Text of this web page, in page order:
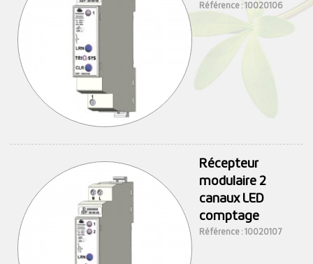
Référence : 10020106
Récepteur
modulaire 2
canaux LED
comptage
Référence : 10020107